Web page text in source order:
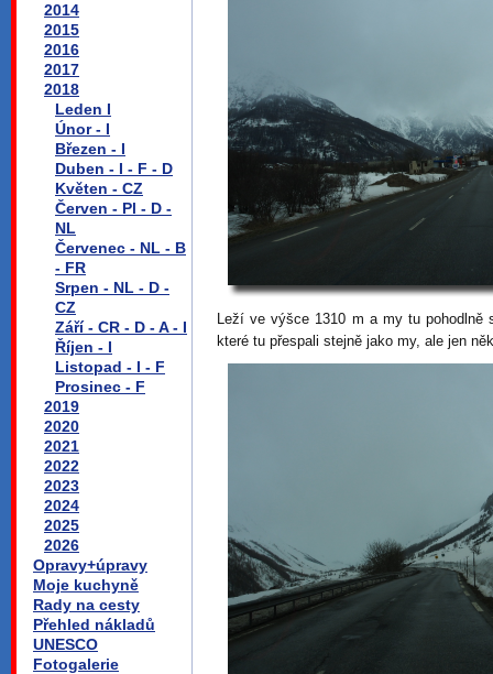
2014
2015
2016
2017
2018
Leden I
Únor - I
Březen - I
Duben - I - F - D
Květen - CZ
Červen - Pl - D -
NL
Červenec - NL - B
- FR
Srpen - NL - D -
CZ
Září - CR - D - A - I
Říjen - I
Listopad - I - F
Prosinec - F
2019
2020
2021
2022
2023
2024
2025
2026
Opravy+úpravy
Moje kuchyně
Rady na cesty
Přehled nákladů
UNESCO
Fotogalerie
Leží ve výšce 1310 m a my tu pohodlně
které tu přespali stejně jako my, ale jen